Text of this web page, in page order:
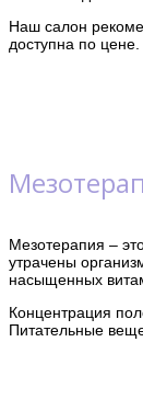
Наш салон
доступна по цене.
Мезотерапия –
утрачены
насыщенных
Концентрация
Питательные